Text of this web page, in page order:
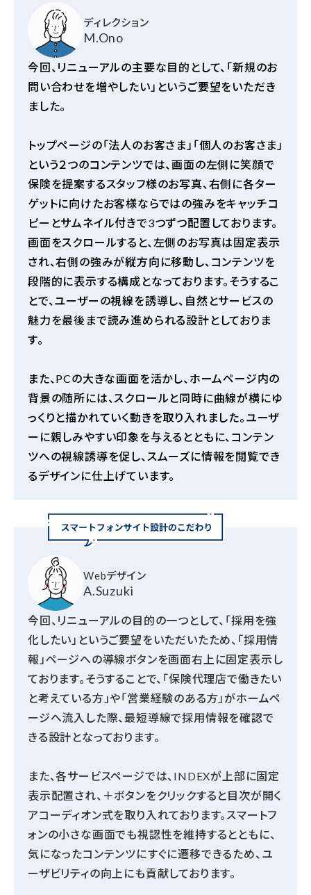
ディレクション
M.Ono
今回、リニューアルの主要な目的として、「新規のお
問い合わせを増やしたい」というご要望をいただき
ました。
トップページの「法人のお客さま」「個人のお客さま」
という２つのコンテンツでは、画面の左側に笑顔で
保険を提案するスタッフ様のお写真、右側に各ター
ゲットに向けたお客様ならではの強みをキャッチコ
ピーとサムネイル付きで3つずつ配置しております。
画面をスクロールすると、左側のお写真は固定表示
され、右側の強みが縦方向に移動し、コンテンツを
段階的に表示する構成となっております。そうするこ
とで、ユーザーの視線を誘導し、自然とサービスの
魅力を最後まで読み進められる設計としておりま
す。
また、PCの大きな画面を活かし、ホームページ内の
背景の随所には、スクロールと同時に曲線が横にゆ
っくりと描かれていく動きを取り入れました。ユーザ
ーに親しみやすい印象を与えるとともに、コンテン
ツへの視線誘導を促し、スムーズに情報を閲覧でき
るデザインに仕上げています。
Webデザイン
A.Suzuki
今回、リニューアルの目的の一つとして、「採用を強
化したい」というご要望をいただいたため、「採用情
報」ページへの導線ボタンを画面右上に固定表示し
ております。そうすることで、「保険代理店で働きたい
と考えている方」や「営業経験のある方」がホームペ
ージへ流入した際、最短導線で採用情報を確認で
きる設計となっております。
また、各サービスページでは、INDEXが上部に固定
表示配置され、＋ボタンをクリックすると目次が開く
アコーディオン式を取り入れております。スマートフ
ォンの小さな画面でも視認性を維持するとともに、
気になったコンテンツにすぐに遷移できるため、ユ
ーザビリティの向上にも貢献しております。